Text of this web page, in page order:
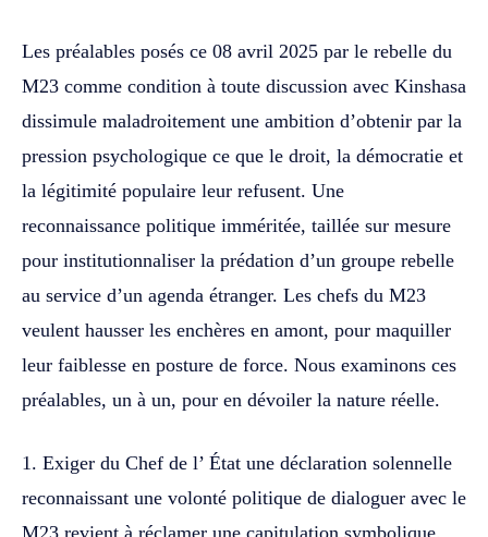
Les préalables posés ce 08 avril 2025 par le rebelle du
M23 comme condition à toute discussion avec Kinshasa
dissimule maladroitement une ambition d’obtenir par la
pression psychologique ce que le droit, la démocratie et
la légitimité populaire leur refusent. Une
reconnaissance politique imméritée, taillée sur mesure
pour institutionnaliser la prédation d’un groupe rebelle
au service d’un agenda étranger. Les chefs du M23
veulent hausser les enchères en amont, pour maquiller
leur faiblesse en posture de force. Nous examinons ces
préalables, un à un, pour en dévoiler la nature réelle.
1. Exiger du Chef de l’ État une déclaration solennelle
reconnaissant une volonté politique de dialoguer avec le
M23 revient à réclamer une capitulation symbolique.